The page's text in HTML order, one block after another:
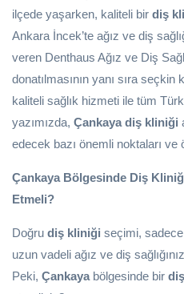
ilçede yaşarken, kaliteli bir diş
Ankara İncek’te ağız ve diş
veren Denthaus Ağız ve Diş
donatılmasının yanı sıra
kaliteli sağlık hizmeti ile tüm
yazımızda, Çankaya diş kliniği
edecek bazı önemli noktaları ve
Çankaya Bölgesinde Diş
Etmeli?
Doğru diş kliniği seçimi, sadece
uzun vadeli ağız ve diş
Peki, Çankaya bölgesinde bir